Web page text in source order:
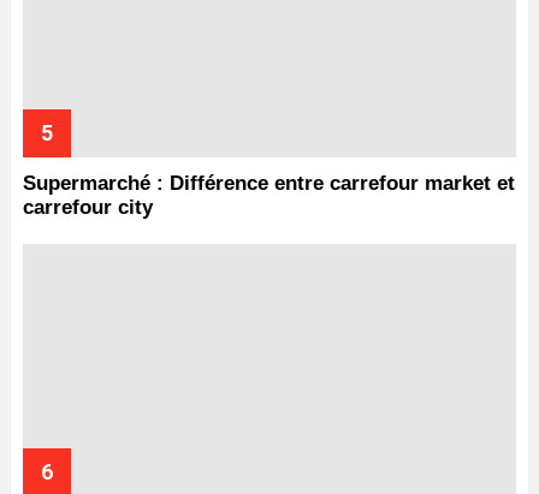
Supermarché : Différence entre carrefour market et
carrefour city